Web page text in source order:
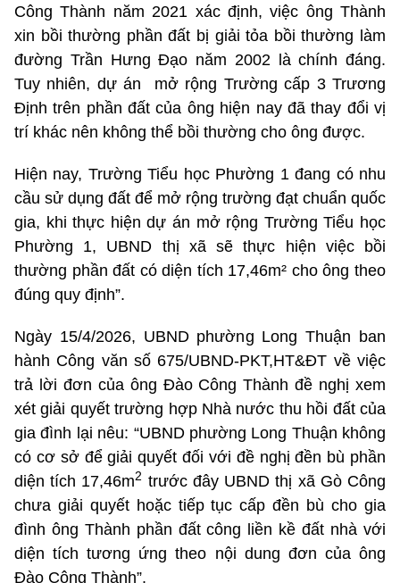
Công Thành năm 2021 xác định, việc ông Thành
xin bồi thường phần đất bị giải tỏa bồi thường làm
đường Trần Hưng Đạo năm 2002 là chính đáng.
Tuy nhiên, dự án mở rộng Trường cấp 3 Trương
Định trên phần đất của ông hiện nay đã thay đổi vị
trí khác nên không thể bồi thường cho ông được.
Hiện nay, Trường Tiểu học Phường 1 đang có nhu
cầu sử dụng đất để mở rộng trường đạt chuẩn quốc
gia, khi thực hiện dự án mở rộng Trường Tiểu học
Phường 1, UBND thị xã sẽ thực hiện việc bồi
thường phần đất có diện tích 17,46m² cho ông theo
đúng quy định”.
Ngày 15/4/2026, UBND phường Long Thuận ban
hành Công văn số 675/UBND-PKT,HT&ĐT về việc
trả lời đơn của ông Đào Công Thành đề nghị xem
xét giải quyết trường hợp Nhà nước thu hồi đất của
gia đình lại nêu: “UBND phường Long Thuận không
có cơ sở để giải quyết đối với đề nghị đền bù phần
diện tích 17,46m2 trước đây UBND thị xã Gò Công
chưa giải quyết hoặc tiếp tục cấp đền bù cho gia
đình ông Thành phần đất công liền kề đất nhà với
diện tích tương ứng theo nội dung đơn của ông
Đào Công Thành”.